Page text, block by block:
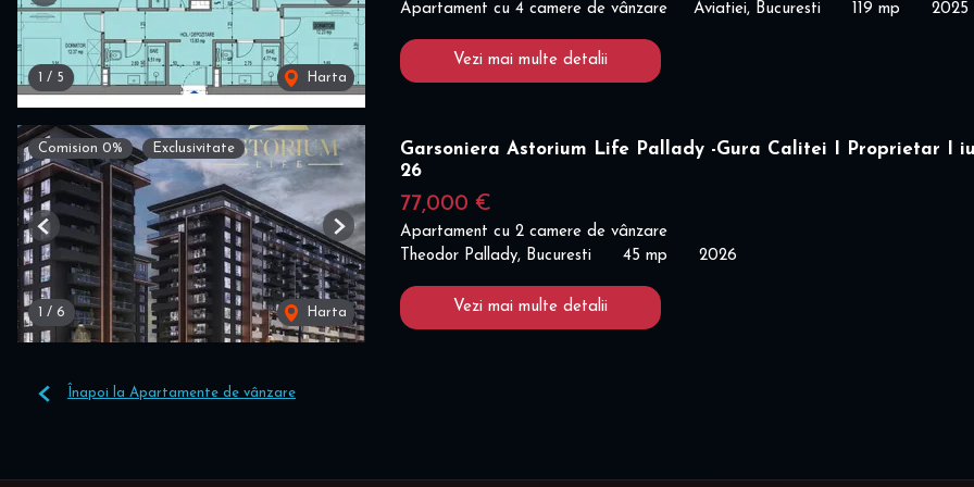
/ 5 Harta
Apartament cu 4 camere de vânzare Aviatiei, Bucuresti 119 mp 2025
Vezi mai multe detalii
Comision 0% Exclusivitate
/ 6 Harta
Previous Next
Garsoniera Astorium Life Pallady -Gura Calitei I Proprietar I
26
77,000 €
Apartament cu 2 camere de vânzare
Theodor Pallady, Bucuresti
45 mp 2026
Vezi mai multe detalii
Înapoi la Apartamente de vânzare